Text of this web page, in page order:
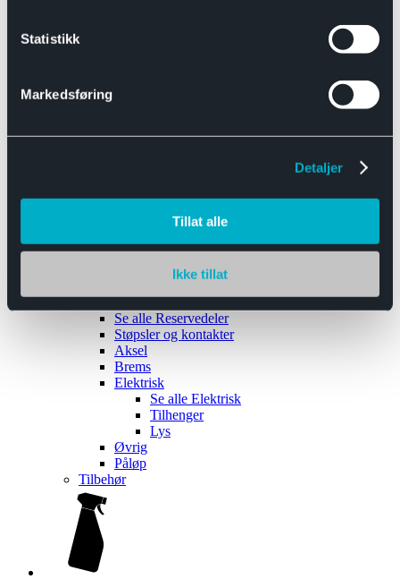
Statistikk
Markedsføring
Detaljer
Tillat alle
Ikke tillat
Båthengere
Reservedeler
Se alle Reservedeler
Støpsler og kontakter
Aksel
Brems
Elektrisk
Se alle Elektrisk
Tilhenger
Lys
Øvrig
Påløp
Tilbehør